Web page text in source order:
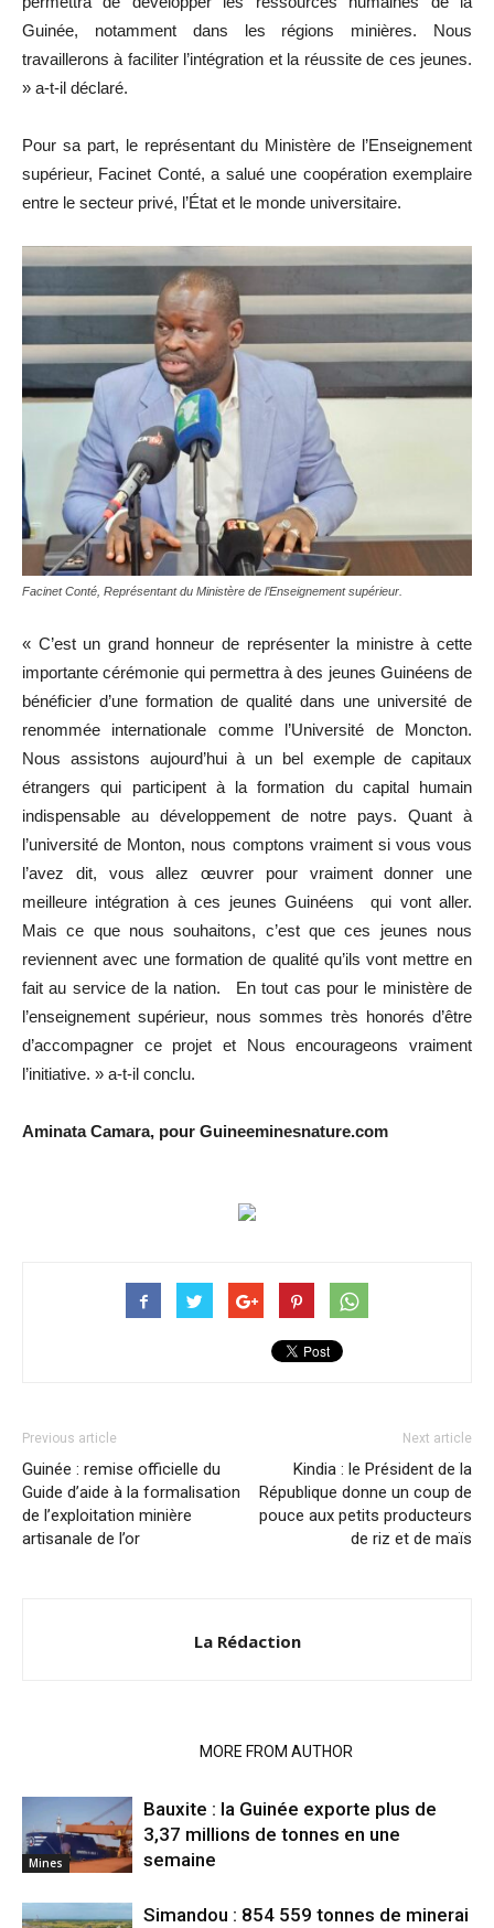
Guinée, notamment dans les régions minières. Nous
travaillerons à faciliter l’intégration et la réussite de ces jeunes.
» a-t-il déclaré.
Pour sa part, le représentant du Ministère de l’Enseignement
supérieur, Facinet Conté, a salué une coopération exemplaire
entre le secteur privé, l’État et le monde universitaire.
Facinet Conté, Représentant du Ministère de l’Enseignement supérieur.
« C’est un grand honneur de représenter la ministre à cette
importante cérémonie qui permettra à des jeunes Guinéens de
bénéficier d’une formation de qualité dans une université de
renommée internationale comme l’Université de Moncton.
Nous assistons aujourd’hui à un bel exemple de capitaux
étrangers qui participent à la formation du capital humain
indispensable au développement de notre pays. Quant à
l’université de Monton, nous comptons vraiment si vous vous
l’avez dit, vous allez œuvrer pour vraiment donner une
meilleure intégration à ces jeunes Guinéens qui vont aller.
Mais ce que nous souhaitons, c’est que ces jeunes nous
reviennent avec une formation de qualité qu’ils vont mettre en
fait au service de la nation. En tout cas pour le ministère de
l’enseignement supérieur, nous sommes très honorés d’être
d’accompagner ce projet et Nous encourageons vraiment
l’initiative. » a-t-il conclu.
Aminata Camara, pour Guineeminesnature.com
Previous article
Guinée : remise officielle du
Guide d’aide à la formalisation
de l’exploitation minière
artisanale de l’or
Next article
Kindia : le Président de la
République donne un coup de
pouce aux petits producteurs
de riz et de maïs
La Rédaction
MORE FROM AUTHOR
Mines
Bauxite : la Guinée exporte plus de
3,37 millions de tonnes en une
semaine
Simandou : 854 559 tonnes de minerai